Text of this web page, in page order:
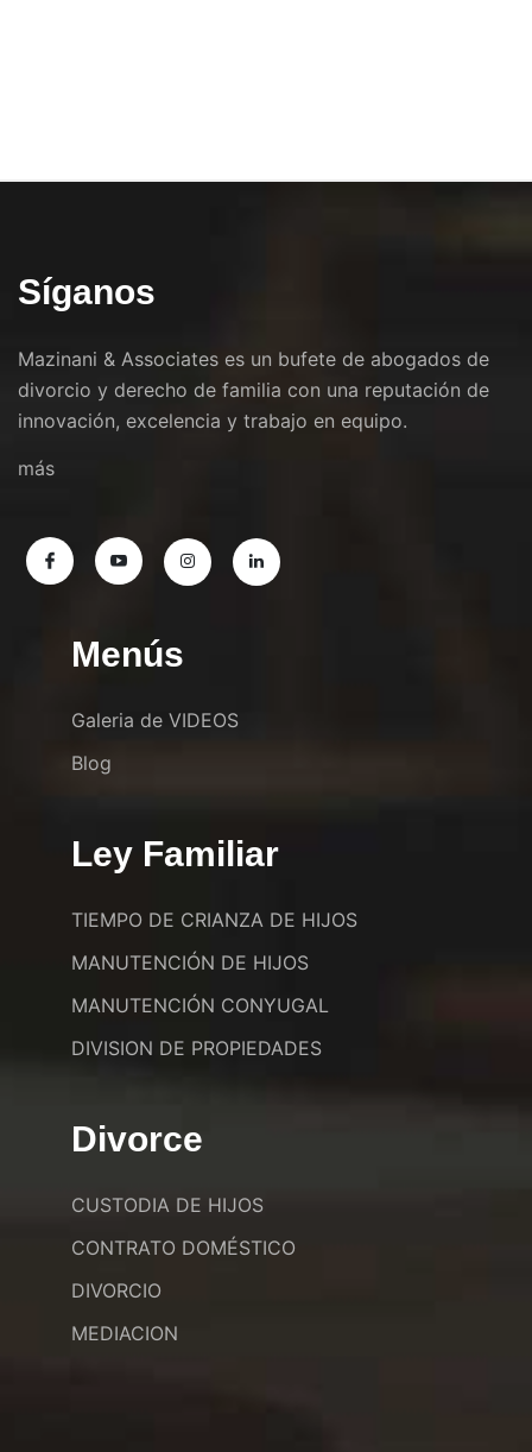
Síganos
Mazinani & Associates es un bufete de abogados de
divorcio y derecho de familia con una reputación de
innovación, excelencia y trabajo en equipo.
más
Menús
Galeria de VIDEOS
Blog
Ley Familiar
TIEMPO DE CRIANZA DE HIJOS
MANUTENCIÓN DE HIJOS
MANUTENCIÓN CONYUGAL
DIVISION DE PROPIEDADES
Divorce
CUSTODIA DE HIJOS
CONTRATO DOMÉSTICO
DIVORCIO
MEDIACION